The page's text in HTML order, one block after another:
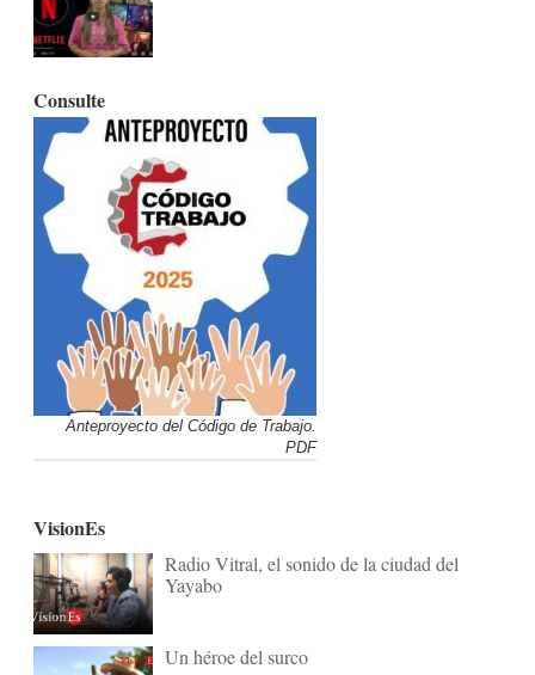
Consulte
Anteproyecto del Código de Trabajo.
PDF
VisionEs
Radio Vitral, el sonido de la ciudad del
Yayabo
Un héroe del surco